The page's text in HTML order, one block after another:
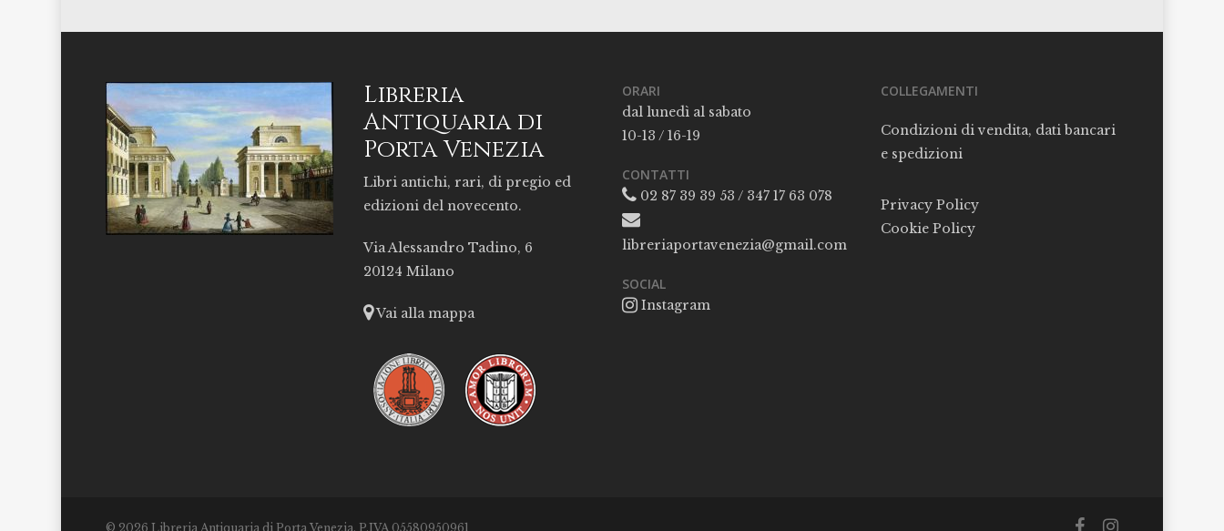
Libreria
Antiquaria di
Porta Venezia
Libri antichi, rari, di pregio ed
edizioni del novecento.
Via Alessandro Tadino, 6
20124 Milano
Vai alla mappa
ORARI
dal lunedì al sabato
10-13 / 16-19
CONTATTI
02 87 39 39 53 / 347 17 63 078
libreriaportavenezia@gmail.com
SOCIAL
Instagram
COLLEGAMENTI
Condizioni di vendita, dati bancari
e spedizioni
Privacy Policy
Cookie Policy
© 2026 Libreria Antiquaria di Porta Venezia. P.IVA 05580950961 facebookinstagram